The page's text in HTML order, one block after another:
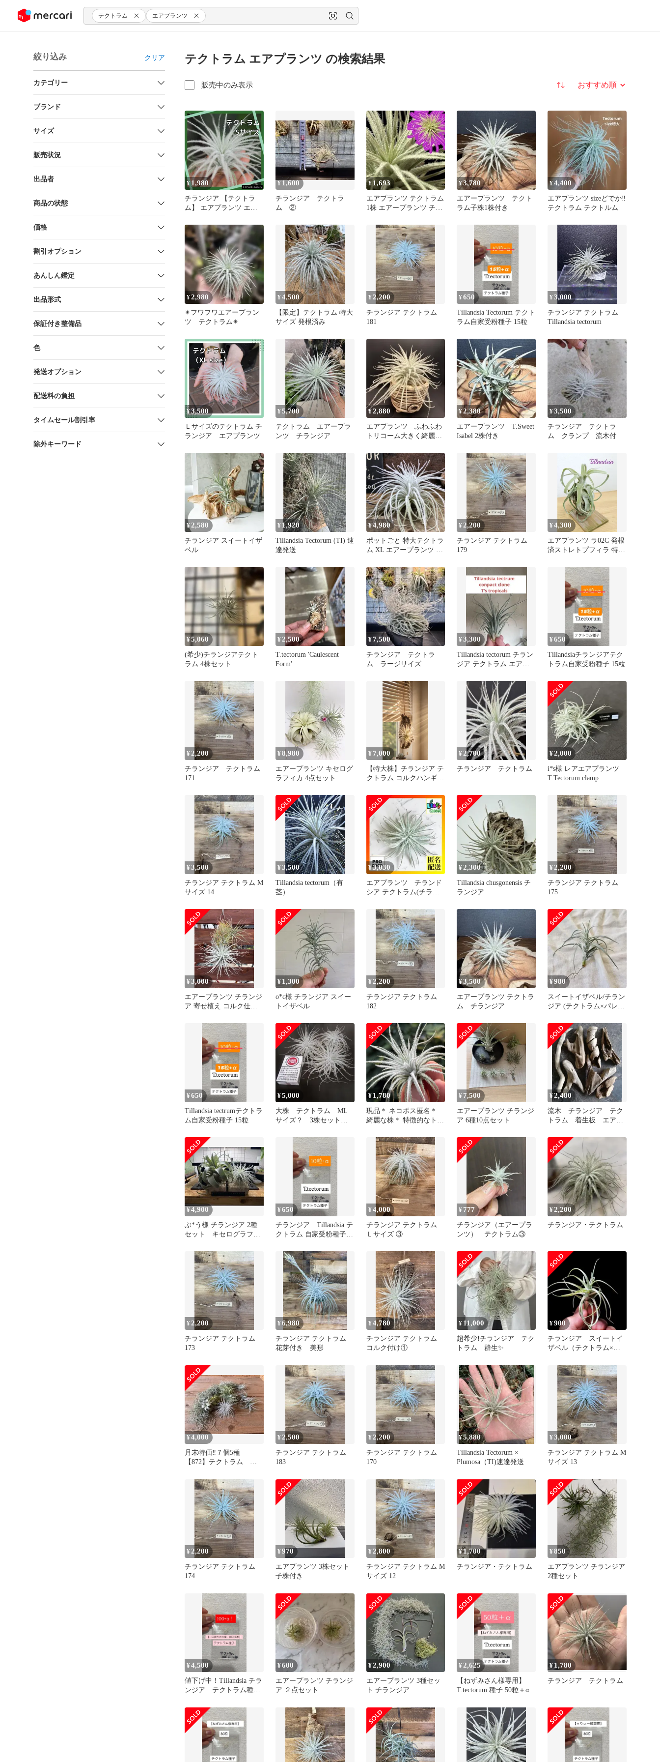
ツにスキップ テクトラム エアプランツ
絞り込み クリア
カテゴリー
ブランド
サイズ
販売状況
出品者
商品の状態
価格
割引オプション
あんしん鑑定
出品形式
保証付き整備品
色
発送オプション
配送料の負担
タイムセール割引率
除外キーワード
テクトラム エアプランツ の検索結果
販売中のみ表示 並び替え
¥1,980
チランジア 【テクトラ
ム】 エアプランツ エア
¥ 1,600
チランジア テクトラ
ム ②
¥ 1,693
エアプランツ テクトラム
1株 エアープランツ チラ
¥3,780
エアープランツ テクト
ラム子株1株付き
¥4,400
エアプランツ sizeどでか‼️
テクトラム テクトルム
¥2,980
✴︎フワフワエアープラン
ツ テクトラム✴︎
¥4,500
【限定】テクトラム 特大
サイズ 発根済み
¥ 2,200
チランジア テクトラム
181
¥650
Tillandsia Tectorum テクト
ラム自家受粉種子 15粒
¥3,000
チランジア テクトラム
Tillandsia tectorum
¥3,500
Ｌサイズのテクトラム チ
ランジア エアプランツ
¥5,700
テクトラム エアープラ
ンツ チランジア
¥2,880
エアプランツ ふわふわ
トリコーム大きく綺麗な
¥2,380
エアープランツ T.Sweet
Isabel 2株付き
¥3,500
チランジア テクトラ
ム クランプ 流木付
¥ 2,580
チランジア スイートイザ
ベル
¥ 1,920
Tillandsia Tectorum (TI) 速
達発送
¥4,980
ポットごと 特大テクトラ
ム XL エアープランツ お
わ
¥ 2,200
チランジア テクトラム
179
¥4,300
エアプランツ ラ02C 発根
済ストレトプフィラ 特
¥5,060
(希少)チランジアテクト
ラム 4株セット
¥ 2,500
T.tectorum 'Caulescent
Form'
¥7,500
チランジア テクトラ
ム ラージサイズ
¥3,300
Tillandsia tectorum チラン
ジア テクトラム エアプ
¥650
Tillandsiaチランジアテク
トラム自家受粉種子 15粒
¥ 2,200
チランジア テクトラム
171
¥8,980
エアープランツ キセログ
ラフィカ 4点セット
¥ 7,000
【特大株】チランジア テ
クトラム コルクハンギン
¥ 2,700
チランジア テクトラム
¥2,000
i*s様 レアエアプランツ
T.Tectorum clamp
¥3,500
チランジア テクトラム M
サイズ 14
¥3,500
Tillandsia tectorum（有
茎）
¥3,030
エアプランツ チランド
シア テクトラム(チラン
ズ(ミニ)(個体おまかせ1
鉢) インテリアグリーン
室内園芸 おしゃれ 可愛
い かわいい(506873)
¥2,300
Tillandsia chusgonensis チ
ランジア
¥ 2,200
チランジア テクトラム
175
¥3,000
エアープランツ チランジ
ア 寄せ植え コルク仕立
タ群生
¥ 1,300
o*c様 チランジア スイー
トイザベル
¥ 2,200
チランジア テクトラム
182
¥3,500
エアープランツ テクトラ
ム チランジア
¥980
スイートイザベル/チラン
ジア (テクトラム×パレア
¥650
Tillandsia tectrumテクトラ
ム自家受粉種子 15粒
¥5,000
大株 テクトラム ML
サイズ？ 3株セット
¥ 1,780
現品＊ ネコポス匿名＊
綺麗な株＊ 特徴的なトリ
＊ チランジア テクトラ
ム(テクトルム) Tillandsia
tectorum＊エアプランツ
＠フラワーショップ江口
¥ 7,500
エアープランツ チランジ
ア 6種10点セット
¥2,480
流木 チランジア テク
トラム 着生板 エアプ
ルダー
¥4,900
ぶ*う様 チランジア 2種
セット キセログラフィ
¥650
チランジア Tillandsia テ
クトラム 自家受粉種子
¥4,000
チランジア テクトラム
Ｌサイズ ③
¥ 777
チランジア（エアープラ
ンツ） テクトラム③
¥2,200
チランジア・テクトラム
¥2,200
チランジア テクトラム
173
¥6,980
チランジア テクトラム
花芽付き 美形
¥4,780
チランジア テクトラム
コルク付け①
¥ 11,000
超希少❗️チランジア テク
トラム 群生✨
¥900
チランジア スイートイ
ザベル（テクトラム×パ
¥4,000
月末特価‼️７個5種
【872】テクトラム カ
ンツ チランジア
¥2,500
チランジア テクトラム
183
¥2,200
チランジア テクトラム
170
¥5,880
Tillandsia Tectorum ×
Plumosa（TI)速達発送
¥3,000
チランジア テクトラム M
サイズ 13
¥2,200
チランジア テクトラム
174
¥970
エアプランツ 3株セット
子株付き
¥2,800
チランジア テクトラム M
サイズ 12
¥1,700
チランジア・テクトラム
¥850
エアプランツ チランジア
2種セット
¥4,500
値下げ中！Tillandsia チラ
ンジア テクトラム種子
¥600
エアープランツ チランジ
ア ２点セット
¥2,900
エアープランツ 3種セッ
ト チランジア
¥2,625
【ねずみさん様専用】
T.tectorum 種子 50粒＋α
¥1,780
チランジア テクトラム